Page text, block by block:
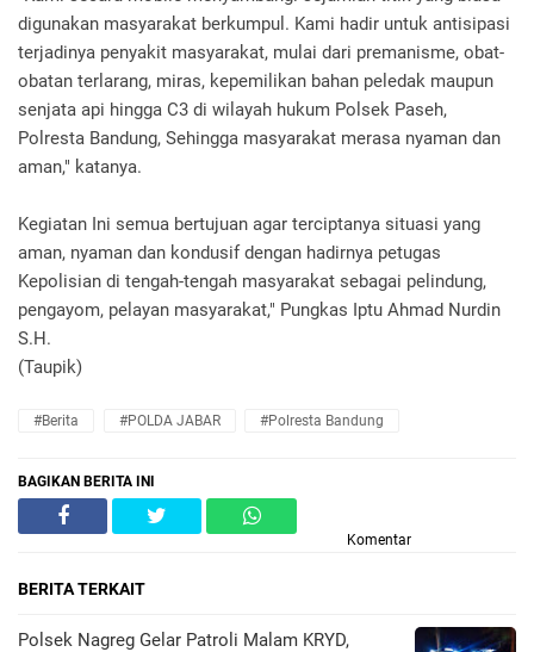
digunakan masyarakat berkumpul. Kami hadir untuk antisipasi
terjadinya penyakit masyarakat, mulai dari premanisme, obat-
obatan terlarang, miras, kepemilikan bahan peledak maupun
senjata api hingga C3 di wilayah hukum Polsek Paseh,
Polresta Bandung, Sehingga masyarakat merasa nyaman dan
aman," katanya.
Kegiatan Ini semua bertujuan agar terciptanya situasi yang
aman, nyaman dan kondusif dengan hadirnya petugas
Kepolisian di tengah-tengah masyarakat sebagai pelindung,
pengayom, pelayan masyarakat," Pungkas Iptu Ahmad Nurdin
S.H.
(Taupik)
#Berita #POLDA JABAR #Polresta Bandung
BAGIKAN BERITA INI
Komentar
BERITA TERKAIT
Polsek Nagreg Gelar Patroli Malam KRYD,